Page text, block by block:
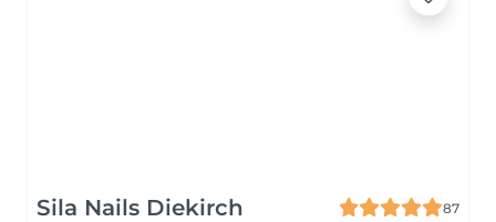
Sila Nails Diekirch
87